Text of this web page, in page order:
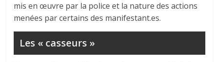
mis en œuvre par la police et la nature des actions
menées par certains des manifestant.es.
Les « casseurs »